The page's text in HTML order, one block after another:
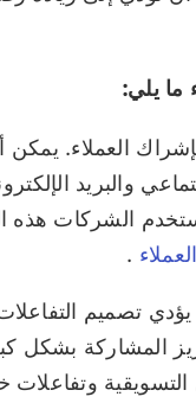
ما يلي:
العملاء.
والبريد
الشركات هذه
.
تصميم
المشاركة
وتفاعلات